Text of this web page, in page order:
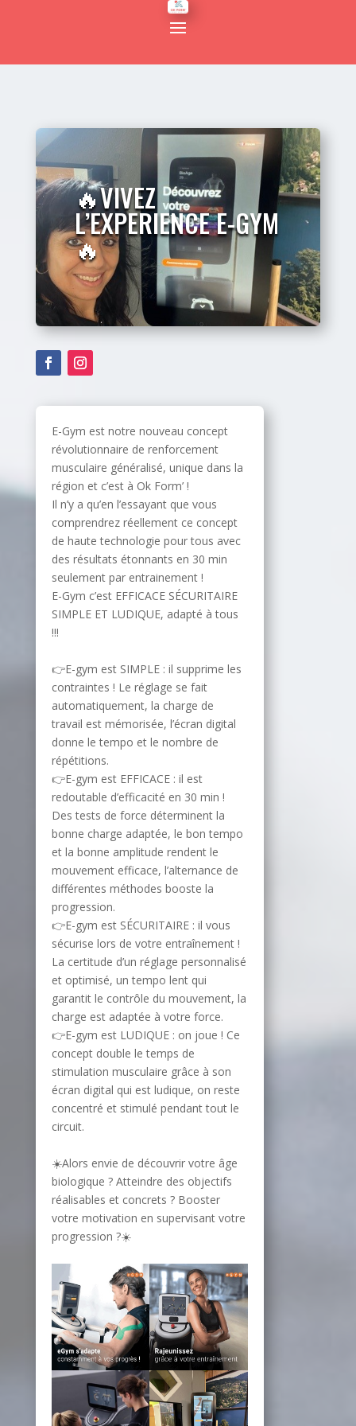
🔥VIVEZ
L’EXPERIENCE E-GYM
🔥
E-Gym est notre nouveau concept
révolutionnaire de renforcement
musculaire généralisé, unique dans la
région et c’est à Ok Form’ !
Il n’y a qu’en l’essayant que vous
comprendrez réellement ce concept
de haute technologie pour tous avec
des résultats étonnants en 30 min
seulement par entrainement !
E-Gym c’est EFFICACE SÉCURITAIRE
SIMPLE ET LUDIQUE, adapté à tous
!!!
👉E-gym est SIMPLE : il supprime les
contraintes ! Le réglage se fait
automatiquement, la charge de
travail est mémorisée, l’écran digital
donne le tempo et le nombre de
répétitions.
👉E-gym est EFFICACE : il est
redoutable d’efficacité en 30 min !
Des tests de force déterminent la
bonne charge adaptée, le bon tempo
et la bonne amplitude rendent le
mouvement efficace, l’alternance de
différentes méthodes booste la
progression.
👉E-gym est SÉCURITAIRE : il vous
sécurise lors de votre entraînement !
La certitude d’un réglage personnalisé
et optimisé, un tempo lent qui
garantit le contrôle du mouvement, la
charge est adaptée à votre force.
👉E-gym est LUDIQUE : on joue ! Ce
concept double le temps de
stimulation musculaire grâce à son
écran digital qui est ludique, on reste
concentré et stimulé pendant tout le
circuit.
☀️Alors envie de découvrir votre âge
biologique ? Atteindre des objectifs
réalisables et concrets ? Booster
votre motivation en supervisant votre
progression ?☀️